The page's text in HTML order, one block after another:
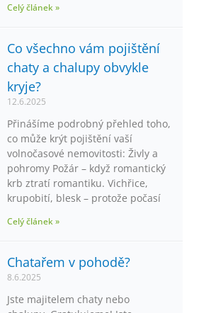
Celý článek »
Co všechno vám pojištění
chaty a chalupy obvykle
kryje?
12.6.2025
Přinášíme podrobný přehled toho,
co může krýt pojištění vaší
volnočasové nemovitosti: Živly a
pohromy Požár – když romantický
krb ztratí romantiku. Vichřice,
krupobití, blesk – protože počasí
Celý článek »
Chatařem v pohodě?
8.6.2025
Jste majitelem chaty nebo